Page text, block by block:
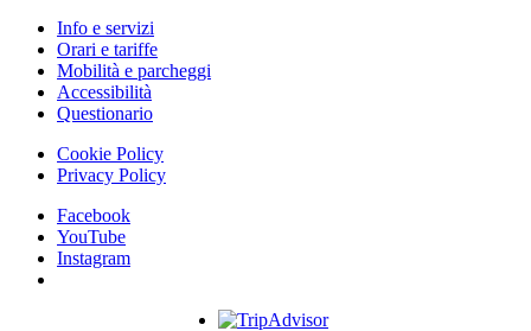
Info e servizi
Orari e tariffe
Mobilità e parcheggi
Accessibilità
Questionario
Cookie Policy
Privacy Policy
Facebook
YouTube
Instagram